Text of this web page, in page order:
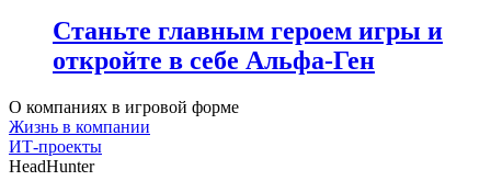
Станьте главным героем игры и
откройте в себе Альфа-Ген
О компаниях в игровой форме
Жизнь в компании
ИТ-проекты
HeadHunter